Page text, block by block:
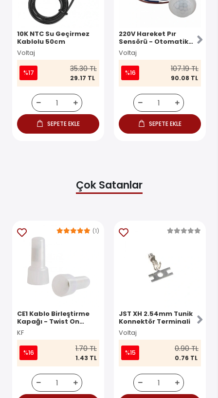
10K NTC Su Geçirmez
Kablolu 50cm
Voltaj
%17 35.30 TL
29.17 TL
SEPETE EKLE
220V Hareket Pır
Sensörü - Otomatik
Lamba Sensörü 25cm
Kablolu
Voltaj
%16 107.19 TL
90.08 TL
SEPETE EKLE
Çok Satanlar
CE1 Kablo Birleştirme
Kapağı - Twist On
Konnektör
KF
(1)
%16 1.70 TL
1.43 TL
JST XH 2.54mm Tunik
Konnektör Terminali
Voltaj
%15 0.90 TL
0.76 TL